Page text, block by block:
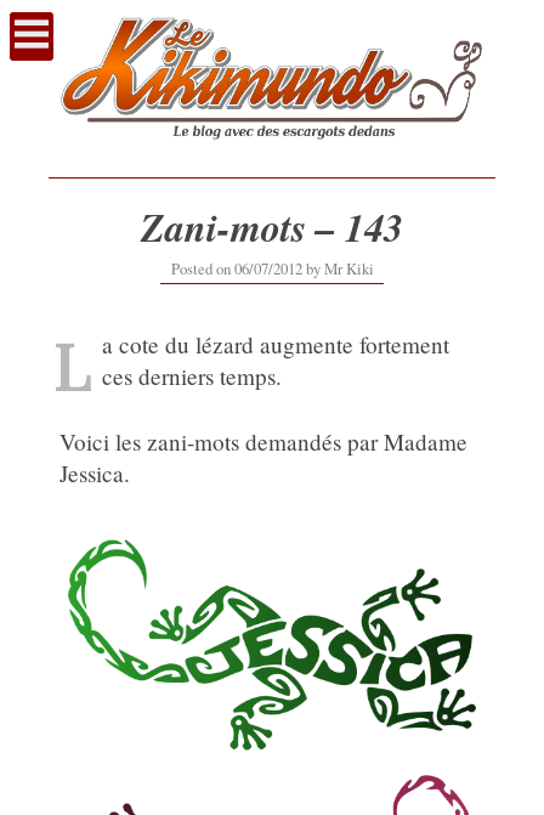
Voir
contenu
Zani-mots – 143
Posted on06/07/201212/09/2019
byMr Kiki
L a cote du lézard augmente fortement
ces derniers temps.
Voici les zani-mots demandés par Madame
Jessica.